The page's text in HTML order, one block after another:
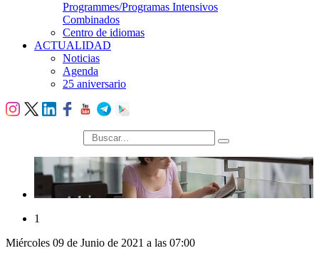
Programmes/Programas Intensivos
Combinados
Centro de idiomas
ACTUALIDAD
Noticias
Agenda
25 aniversario
búsqueda
1
Miércoles 09 de Junio de 2021 a las 07:00